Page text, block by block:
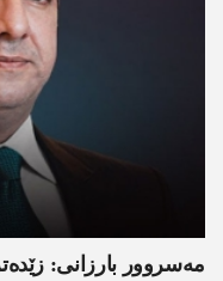
مەسروور بارزانی: